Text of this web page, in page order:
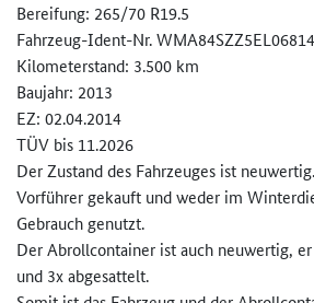
Bereifung: 265/70 R19.5
Fahrzeug-Ident-Nr.
Kilometerstand: 3.500 km
Baujahr: 2013
EZ: 02.04.2014
TÜV bis 11.2026
Der Zustand des Fahrzeuges ist
Vorführer gekauft und weder im
Gebrauch genutzt.
Der Abrollcontainer ist auch neuwertig,
und 3x abgesattelt.